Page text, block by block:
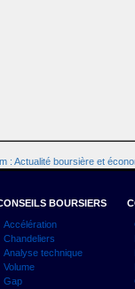
: Actualité boursière et
BOURSIERS
Accélération
Chandeliers
Analyse technique
Volume
Gap